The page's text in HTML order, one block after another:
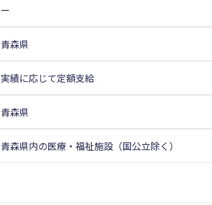
ー
青森県
実績に応じて定額支給
青森県
青森県内の医療・福祉施設（国公立除く）